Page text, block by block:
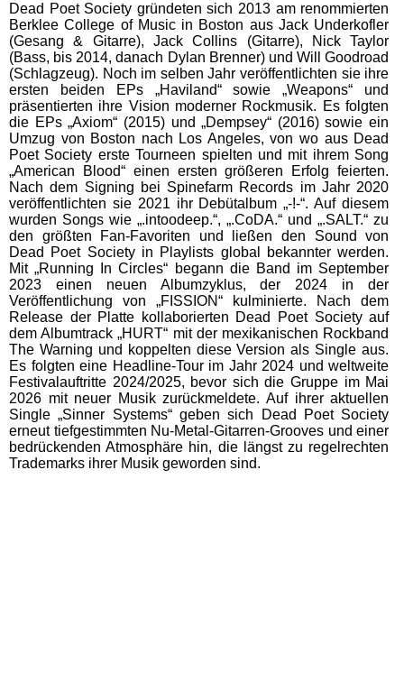
Dead Poet Society gründeten sich 2013 am renommierten
Berklee College of Music in Boston aus Jack Underkofler
(Gesang & Gitarre), Jack Collins (Gitarre), Nick Taylor
(Bass, bis 2014, danach Dylan Brenner) und Will Goodroad
(Schlagzeug). Noch im selben Jahr veröffentlichten sie ihre
ersten beiden EPs „Haviland“ sowie „Weapons“ und
präsentierten ihre Vision moderner Rockmusik. Es folgten
die EPs „Axiom“ (2015) und „Dempsey“ (2016) sowie ein
Umzug von Boston nach Los Angeles, von wo aus Dead
Poet Society erste Tourneen spielten und mit ihrem Song
„American Blood“ einen ersten größeren Erfolg feierten.
Nach dem Signing bei Spinefarm Records im Jahr 2020
veröffentlichten sie 2021 ihr Debütalbum „-!-“. Auf diesem
wurden Songs wie „.intoodeep.“, „.CoDA.“ und „.SALT.“ zu
den größten Fan-Favoriten und ließen den Sound von
Dead Poet Society in Playlists global bekannter werden.
Mit „Running In Circles“ begann die Band im September
2023 einen neuen Albumzyklus, der 2024 in der
Veröffentlichung von „FISSION“ kulminierte. Nach dem
Release der Platte kollaborierten Dead Poet Society auf
dem Albumtrack „HURT“ mit der mexikanischen Rockband
The Warning und koppelten diese Version als Single aus.
Es folgten eine Headline-Tour im Jahr 2024 und weltweite
Festivalauftritte 2024/2025, bevor sich die Gruppe im Mai
2026 mit neuer Musik zurückmeldete. Auf ihrer aktuellen
Single „Sinner Systems“ geben sich Dead Poet Society
erneut tiefgestimmten Nu-Metal-Gitarren-Grooves und einer
bedrückenden Atmosphäre hin, die längst zu regelrechten
Trademarks ihrer Musik geworden sind.